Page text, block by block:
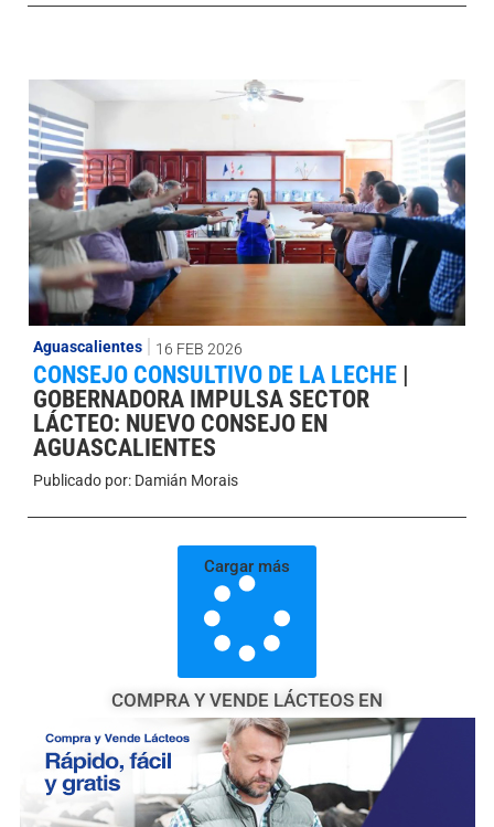
Aguascalientes 16 FEB 2026
CONSEJO CONSULTIVO DE LA LECHE |
GOBERNADORA IMPULSA SECTOR
LÁCTEO: NUEVO CONSEJO EN
AGUASCALIENTES
Publicado por: Damián Morais
Cargar más
COMPRA Y VENDE LÁCTEOS EN